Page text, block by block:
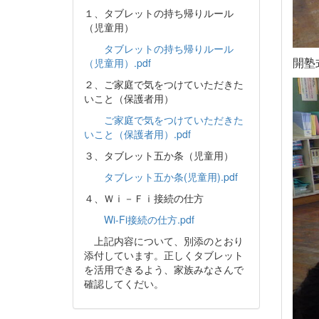
開塾
１、タブレットの持ち帰りルール
（児童用）
タブレットの持ち帰りルール
（児童用）.pdf
２、ご家庭で気をつけていただきた
いこと（保護者用）
ご家庭で気をつけていただきた
いこと（保護者用）.pdf
３、タブレット五か条（児童用）
タブレット五か条(児童用).pdf
４、Ｗｉ－Ｆｉ接続の仕方
Wi-Fi接続の仕方.pdf
上記内容について、別添のとおり
添付しています。正しくタブレット
を活用できるよう、家族みなさんで
確認してくだい。